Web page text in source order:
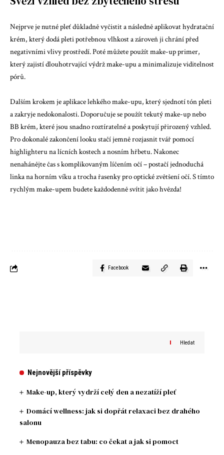
Nejprve je nutné pleť důkladně vyčistit a následně aplikovat hydratační
krém, který dodá pleti potřebnou vlhkost a zároveň ji chrání před
negativními vlivy prostředí. Poté můžete použít make-up primer,
který zajistí dlouhotrvající výdrž make-upu a minimalizuje viditelnost
pórů.
Dalším krokem je aplikace lehkého make-upu, který sjednotí tón pleti
a zakryje nedokonalosti. Doporučuje se použít tekutý make-up nebo
BB krém, které jsou snadno roztíratelné a poskytují přirozený vzhled.
Pro dokonalé zakončení looku stačí jemně rozjasnit tvář pomocí
highlighteru na lícních kostech a nosním hřbetu. Nakonec
nenahánějte čas s komplikovaným líčením očí – postačí jednoduchá
linka na horním víku a trocha řasenky pro optické zvětšení očí. S tímto
rychlým make-upem budete každodenně svítit jako hvězda!
Facebook
Hledat
Nejnovější příspěvky
Make-up, který vydrží celý den a nezatíží pleť
Domácí wellness: jak si dopřát relaxaci bez drahého
salonu
Menopauza bez tabu: co čekat a jak si pomoct